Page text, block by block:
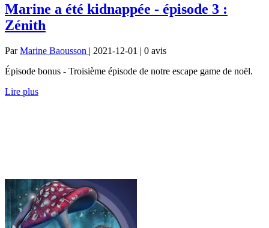
Marine a été kidnappée - épisode 3 :
Zénith
ParMarine Baousson | 2021-12-01 | 0 avis
Épisode bonus - Troisième épisode de notre escape game de noël.
Lire plus